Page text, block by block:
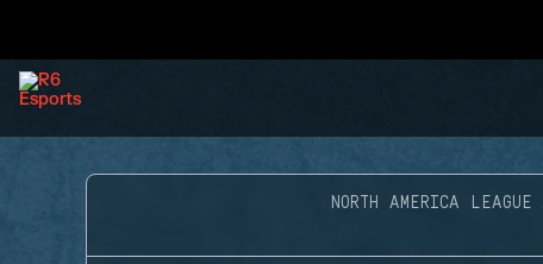
NORTH AMERICA LEAGUE